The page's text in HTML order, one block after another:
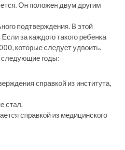
Он положен двум другим
подтверждения. В этой
за каждого такого ребенка
которые следует удвоить.
следующие годы:
справкой из института,
стал.
справкой из медицинского